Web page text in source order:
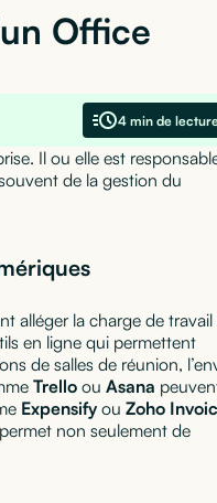
Office
4 min de
Il ou elle est
de la gestion du
alléger la charge de travail
en ligne qui permettent
de salles de réunion,
Trello ou Asana
Expensify ou Zoho
non seulement de